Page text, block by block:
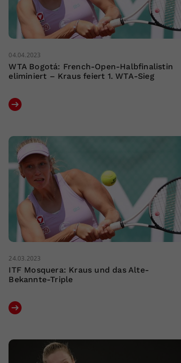
04.04.2023
WTA Bogotá: French-Open-Halbfinalistin
eliminiert – Kraus feiert 1. WTA-Sieg
24.03.2023
ITF Mosquera: Kraus und das Alte-
Bekannte-Triple